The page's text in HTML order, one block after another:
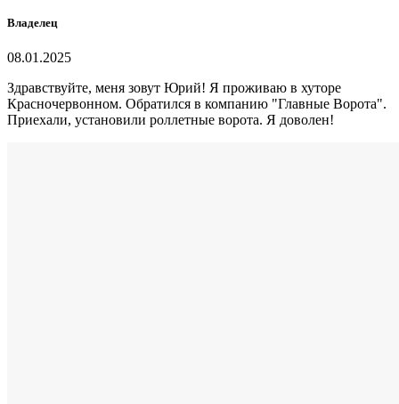
Владелец
08.01.2025
Здравствуйте, меня зовут Юрий! Я проживаю в хуторе
Красночервонном. Обратился в компанию "Главные Ворота".
Приехали, установили роллетные ворота. Я доволен!